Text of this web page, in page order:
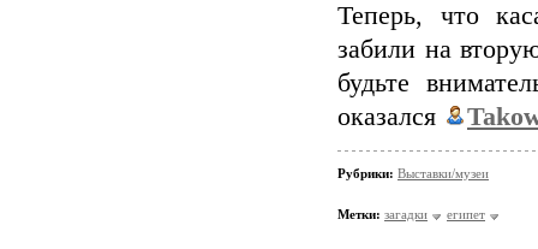
Теперь, что
забили на
будьте
оказался
Рубрики: Выставки/музеи
Метки: загадки египет